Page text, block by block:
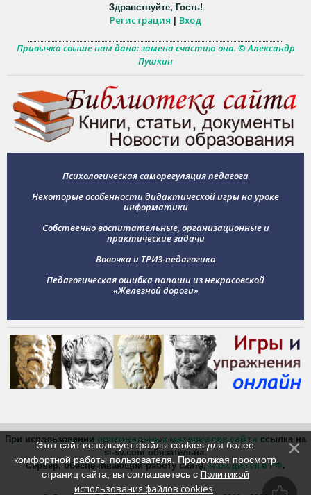
Здравствуйте, Гость!
Регистрация Вход
Привычка свыше нам дана: замена счастию она. © Александр
Пушкин
Психологическая саморегуляция педагога
Некоторые особенности дидактической игры на уроке
информатики
Собственно воспитательные, организационные и
практические задачи
Вовочка и ТРИЗ-педагогика
Педагогическая ошибка папаши из некрасовской
«Железной дороги»
При использовании оригинальных материалов сайта ссылка на
si-sv.com обязательна.
Сервер, обеспечивающий работу сайта,находится в РФ.
Этот сайт использует файлы cookies для более
комфортной работы пользователя. Продолжая просмотр
страниц сайта, вы соглашаетесь с Политикой
использования файлов cookies